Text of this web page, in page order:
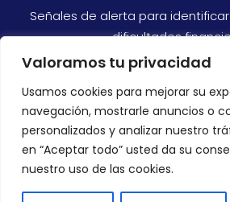
Valoramos tu privacidad
Usamos cookies para mejorar su
navegación, mostrarle anuncios o
personalizados y analizar nuestro
en “Aceptar todo” usted da su
nuestro uso de las cookies.
Señales de alerta para
dificultades
Razones por las que no siempre
+34 966